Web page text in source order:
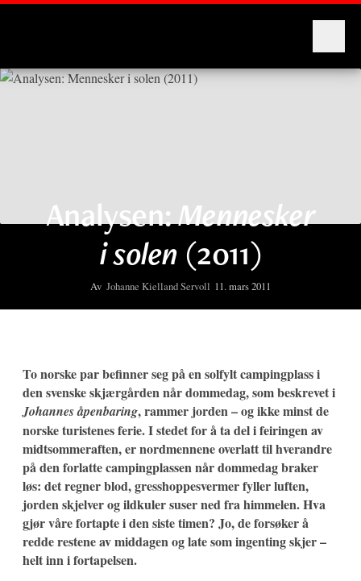
Analysen:Mennesker
i solen (2011)
Av Johanne Kielland Servoll 11. mars 2011
To norske par befinner seg på en solfylt campingplass i
den svenske skjærgården når dommedag, som beskrevet i
Johannes åpenbaring, rammer jorden – og ikke minst de
norske turistenes ferie. I stedet for å ta del i feiringen av
midtsommeraften, er nordmennene overlatt til hverandre
på den forlatte campingplassen når dommedag braker
løs: det regner blod, gresshoppesvermer fyller luften,
jorden skjelver og ildkuler suser ned fra himmelen. Hva
gjør våre fortapte i den siste timen? Jo, de forsøker å
redde restene av middagen og late som ingenting skjer –
helt inn i fortapelsen.